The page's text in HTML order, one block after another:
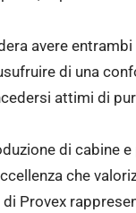
avere
di una
attimi di
di cabine
che
Provex